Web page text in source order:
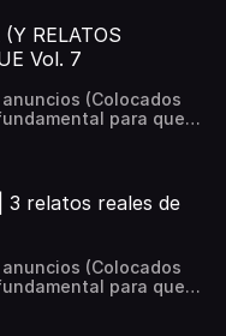
❤️Este relato ha
por Carlos
on Acast. See
RELATOS
Vol. 7
(Colocados
para que
los relatos de
los comentarios qué
a:
on Acast. See
3 relatos reales de
(Colocados
para que
saludarlos querida
3 relatos